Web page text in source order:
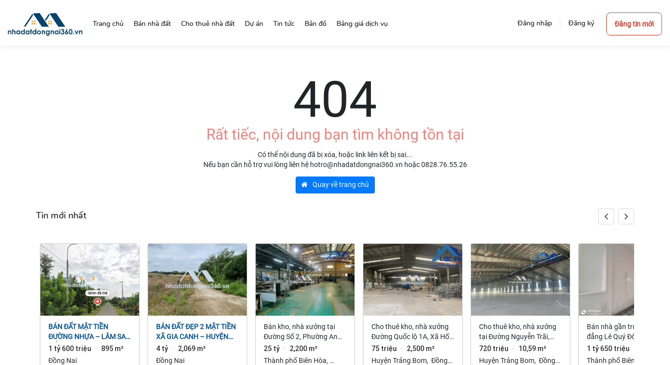
Đăng nhập Đăng ký Đăng tin mới
Trang chủ Bán nhà đất Cho thuê nhà đất Dự án Tin tức Bản đồ Bảng giá dịch vụ
404
Rất tiếc, nội dung bạn tìm không tồn tại
Có thể nội dung đã bị xóa, hoặc link liên kết bị sai...
Nếu bạn cần hỗ trợ vui lòng liên hệ hotro@nhadatdongnai360.vn hoặc 0828.76.55.26
Quay về trang chủ
Tin mới nhất
BÁN ĐẤT MẶT TIỀN
ĐƯỜNG NHỰA – LÂM SAN
CẨM MỸ, ĐỒNG NAI.
1 tỷ 600 triệu · 895 m²
Đồng Nai
BÁN ĐẤT ĐẸP 2 MẶT TIỀN
XÃ GIA CANH – HUYỆN
ĐỊNH QUÁN – ĐỒNG NAI
dt 2.069m² 4 tỷ
4 tỷ · 2,069 m²
Đồng Nai
Bán kho, nhà xưởng tại
Đường Số 2, Phường An
Bình, Thành phố Biên Hòa,
Đồng Nai giá 25 tỷ
25 tỷ · 2,200 m²
Thành phố Biên Hòa,
Cho thuê kho, nhà xưởng
Đường Quốc lộ 1A, Xã Hố
Nai 3, Trảng Bom, Đồng
Nai giá 75 Triệu
75 triệu · 2,500 m²
Huyện Trảng Bom, Đồng
Cho thuê kho, nhà xưởng
tại Đường Nguyễn Trãi,
Trảng Bom, Trảng Bom,
Đồng Nai giá 720 Triệu
720 triệu · 10,59 m²
Huyện Trảng Bom, Đồng
Bán nhà gần trường cao
đẳng Lê Quý Đôn phường
Long Hưng Đồng Nai
1 tỷ 650 triệu
Thành phố Biên Hòa